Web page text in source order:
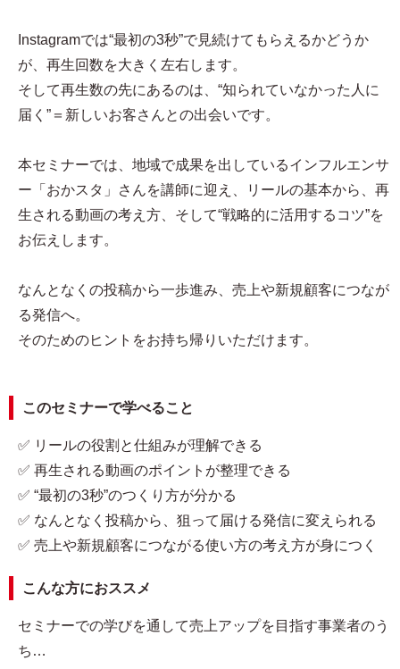
Instagramでは“最初の3秒”で見続けてもらえるかどうか
が、再生回数を大きく左右します。
そして再生数の先にあるのは、“知られていなかった人に
届く”＝新しいお客さんとの出会いです。
本セミナーでは、地域で成果を出しているインフルエンサ
ー「おかスタ」さんを講師に迎え、リールの基本から、再
生される動画の考え方、そして“戦略的に活用するコツ”を
お伝えします。
なんとなくの投稿から一歩進み、売上や新規顧客につなが
る発信へ。
そのためのヒントをお持ち帰りいただけます。
このセミナーで学べること
✅ リールの役割と仕組みが理解できる
✅ 再生される動画のポイントが整理できる
✅ “最初の3秒”のつくり方が分かる
✅ なんとなく投稿から、狙って届ける発信に変えられる
✅ 売上や新規顧客につながる使い方の考え方が身につく
こんな方におススメ
セミナーでの学びを通して売上アップを目指す事業者のう
ち…